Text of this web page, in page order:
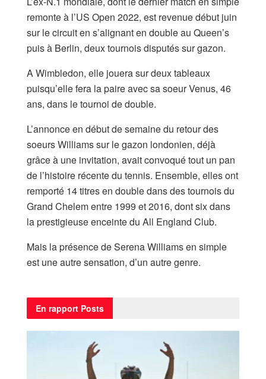
remonte à l’US Open 2022, est revenue début juin
sur le circuit en s’alignant en double au Queen’s
puis à Berlin, deux tournois disputés sur gazon.
A Wimbledon, elle jouera sur deux tableaux
puisqu’elle fera la paire avec sa soeur Venus, 46
ans, dans le tournoi de double.
L’annonce en début de semaine du retour des
soeurs Williams sur le gazon londonien, déjà
grâce à une invitation, avait convoqué tout un pan
de l’histoire récente du tennis. Ensemble, elles ont
remporté 14 titres en double dans des tournois du
Grand Chelem entre 1999 et 2016, dont six dans
la prestigieuse enceinte du All England Club.
Mais la présence de Serena Williams en simple
est une autre sensation, d’un autre genre.
En rapport Posts